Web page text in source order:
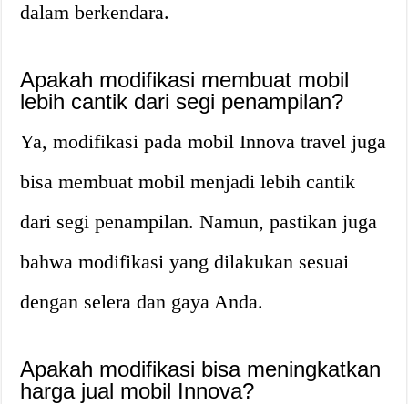
dalam berkendara.
Apakah modifikasi membuat mobil
lebih cantik dari segi penampilan?
Ya, modifikasi pada mobil Innova travel juga
bisa membuat mobil menjadi lebih cantik
dari segi penampilan. Namun, pastikan juga
bahwa modifikasi yang dilakukan sesuai
dengan selera dan gaya Anda.
Apakah modifikasi bisa meningkatkan
harga jual mobil Innova?